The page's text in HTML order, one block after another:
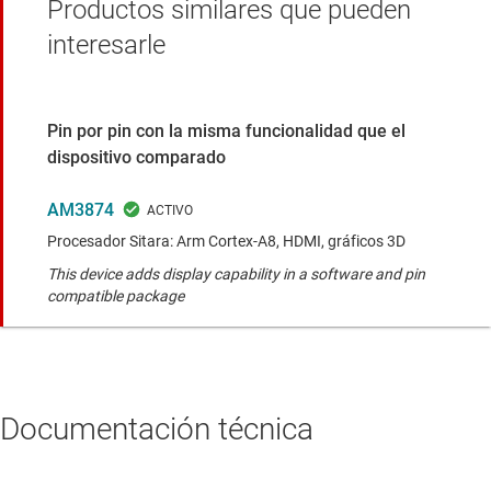
Productos similares que pueden
interesarle
Pin por pin con la misma funcionalidad que el
dispositivo comparado
AM3874
Procesador Sitara: Arm Cortex-A8, HDMI, gráficos 3D
This device adds display capability in a software and pin
compatible package
Documentación técnica